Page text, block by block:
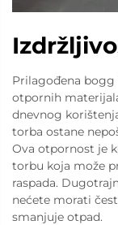
Prilagođena
otpornih
dnevnog
torba ostane
Ova otpornost je
torbu koja može
raspada.
nećete morati
smanjuje otpad.